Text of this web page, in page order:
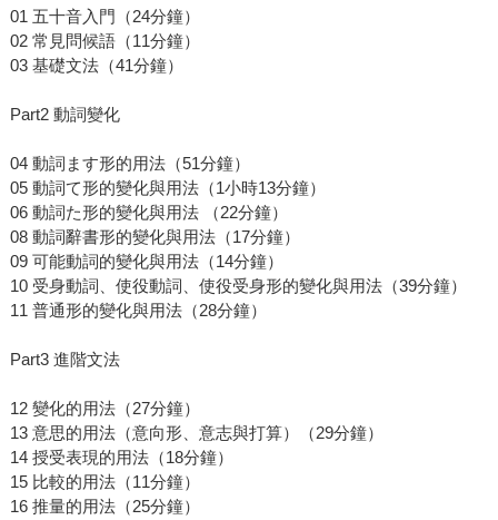
01 五十音入門（24分鐘）
02 常見問候語（11分鐘）
03 基礎文法（41分鐘）
Part2 動詞變化
04 動詞ます形的用法（51分鐘）
05 動詞て形的變化與用法（1小時13分鐘）
06 動詞た形的變化與用法 （22分鐘）
08 動詞辭書形的變化與用法（17分鐘）
09 可能動詞的變化與用法（14分鐘）
10 受身動詞、使役動詞、使役受身形的變化與用法（39分鐘）
11 普通形的變化與用法（28分鐘）
Part3 進階文法
12 變化的用法（27分鐘）
13 意思的用法（意向形、意志與打算）（29分鐘）
14 授受表現的用法（18分鐘）
15 比較的用法（11分鐘）
16 推量的用法（25分鐘）